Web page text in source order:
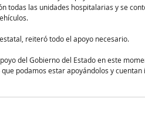
todas las unidades hospitalarias y se
reiteró todo el apoyo necesario.
del Gobierno del Estado en este
podamos estar apoyándolos y